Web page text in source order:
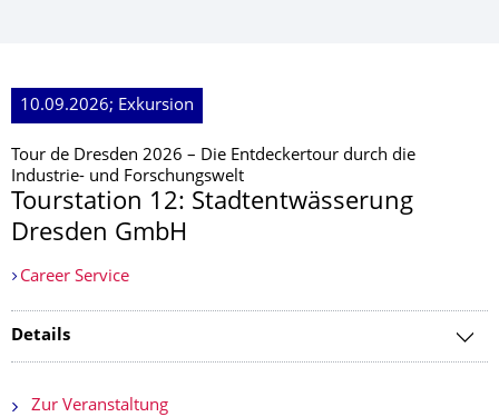
10.09.2026; Exkursion
Tour de Dresden 2026 – Die Entdeckertour durch die
Industrie- und Forschungswelt
Tourstation 12: Stadtentwässerung
Dresden GmbH
Career Service
Details
Zur Veranstaltung